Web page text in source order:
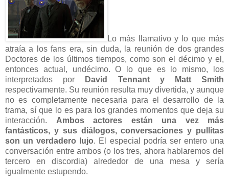
Lo más llamativo y lo que más
atraía a los fans era, sin duda, la reunión de dos grandes
Doctores de los últimos tiempos, como son el décimo y el,
entonces actual, undécimo. O lo que es lo mismo, los
interpretados por David Tennant y Matt Smith
respectivamente. Su reunión resulta muy divertida, y aunque
no es completamente necesaria para el desarrollo de la
trama, sí que lo es para los grandes momentos que deja su
interacción. Ambos actores están una vez más
fantásticos, y sus diálogos, conversaciones y pullitas
son un verdadero lujo. El especial podría ser entero una
conversación entre ambos (o los tres, ahora hablaremos del
tercero en discordia) alrededor de una mesa y sería
igualmente estupendo.